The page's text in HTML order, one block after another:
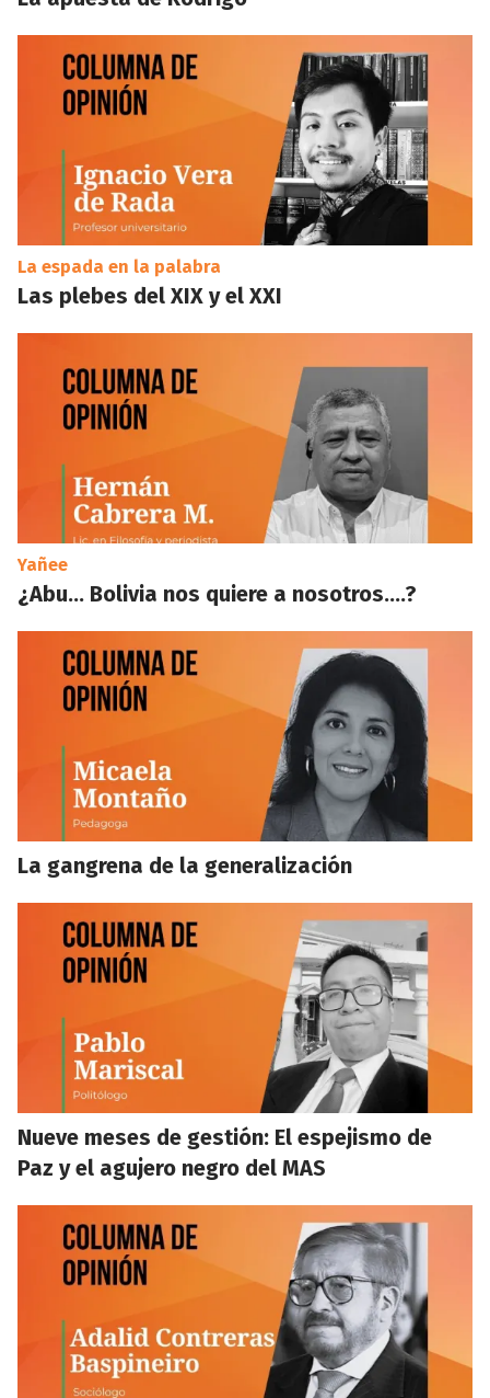
La espada en la palabra
Las plebes del XIX y el XXI
Yañee
¿Abu… Bolivia nos quiere a nosotros….?
La gangrena de la generalización
Nueve meses de gestión: El espejismo de
Paz y el agujero negro del MAS